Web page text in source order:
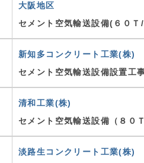
大阪地区
セメント空気輸送設備(６０Ｔ
新知多コンクリート工業(株)
セメント空気輸送設備設置工
清和工業(株)
セメント空気輸送設備（８０
淡路生コンクリート工業(株)